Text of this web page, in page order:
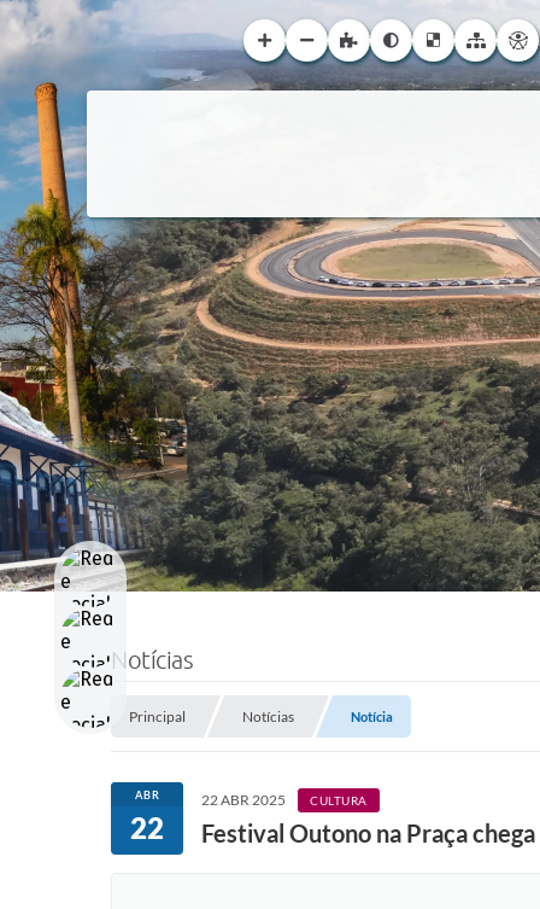
Notícias
Principal Notícias Notícia
ABR
22
22 ABR 2025 CULTURA
Festival Outono na Praça